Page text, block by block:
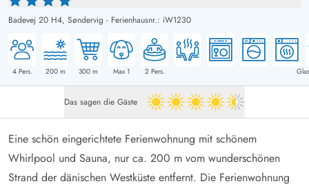
Badevej 20 H4, Søndervig - Ferienhausnr.: iW1230
4Pers. 200m 300 m Max 1 2 Pers.
Das sagen die Gäste 4.5 von 5
Eine schön eingerichtete Ferienwohnung mit schönem
Whirlpool und Sauna, nur ca. 200 m vom wunderschönen
Strand der dänischen Westküste entfernt. Die Ferienwohnung